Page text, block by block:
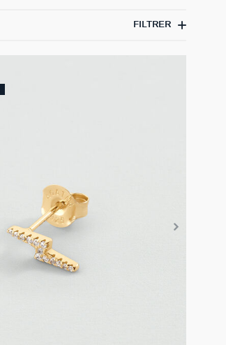
FILTRER